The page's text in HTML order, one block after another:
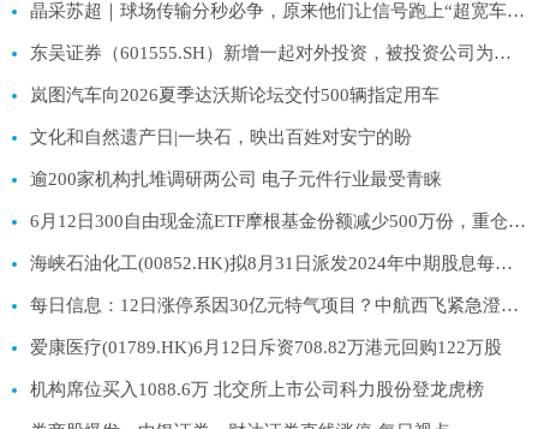
晶采苏超｜球场传输分秒必争，原来他们让信号跑上“超宽车道”！-短讯
东吴证券（601555.SH）新增一起对外投资，被投资公司为上海复深蓝软件股份有限公司 当前热门
岚图汽车向2026夏季达沃斯论坛交付500辆指定用车
文化和自然遗产日|一块石，映出百姓对安宁的盼
逾200家机构扎堆调研两公司 电子元件行业最受青睐
6月12日300自由现金流ETF摩根基金份额减少500万份，重仓股中国石油、中国移动、中国海油|热资讯
海峡石油化工(00852.HK)拟8月31日派发2024年中期股息每股0.08港元
每日信息：12日涨停系因30亿元特气项目？中航西飞紧急澄清：与北方特气自贡无股权关系
爱康医疗(01789.HK)6月12日斥资708.82万港元回购122万股
机构席位买入1088.6万 北交所上市公司科力股份登龙虎榜